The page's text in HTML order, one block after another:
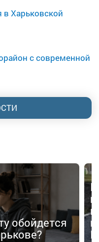
в Харьковской
с современной
обойдется
В